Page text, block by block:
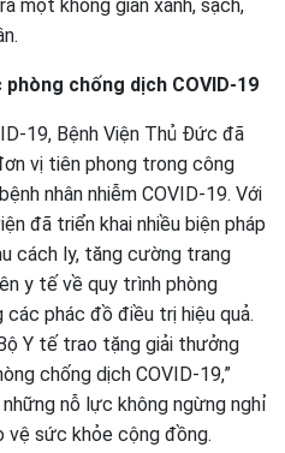
một không gian xanh, sạch,
chống dịch COVID-19
19, Bệnh Viện Thủ Đức đã
vị tiên phong trong công
nhân nhiễm COVID-19. Với
đã triển khai nhiều biện pháp
cách ly, tăng cường trang
y tế về quy trình phòng
phác đồ điều trị hiệu quả.
Y tế trao tặng giải thưởng
chống dịch COVID-19,”
nỗ lực không ngừng nghỉ
vệ sức khỏe cộng đồng.